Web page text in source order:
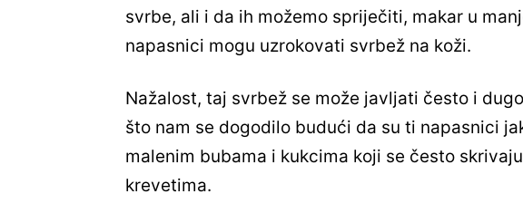
svrbe, ali i da ih možemo spriječiti, makar u
napasnici mogu uzrokovati svrbež na koži.
Nažalost, taj svrbež se može javljati često i
što nam se dogodilo budući da su ti napasnici
malenim bubama i kukcima koji se često
krevetima.